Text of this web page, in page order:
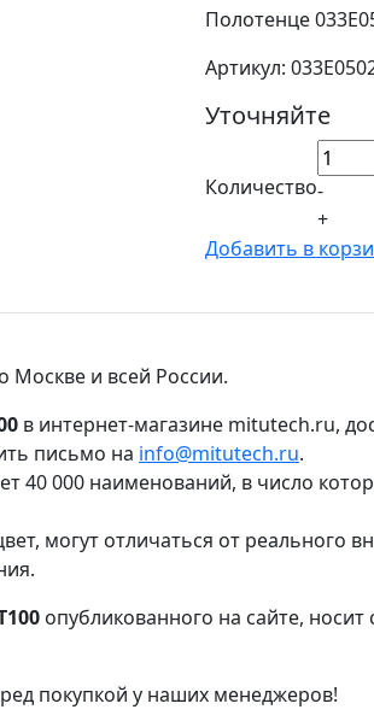
Полотенце
Артикул:
Уточняйте
Количество-
+
Добавить в
Москве и всей России.
в интернет-магазине mitutech.ru,
письмо на info@mitutech.ru.
40 000 наименований, в число
могут отличаться от реального
опубликованного на сайте,
покупкой у наших менеджеров!